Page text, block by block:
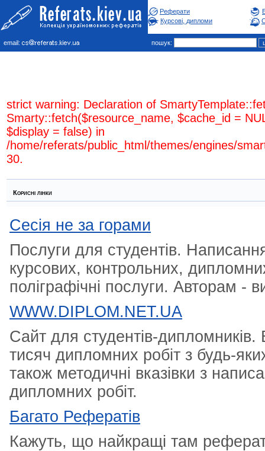
Реферати
Курсові, дипломи
email: пошук:
strict warning: Declaration of
Smarty::fetch($resource_name, $cache_id =
$display = false) in
/home/referats/public_html/themes/engines/
30.
Кориснi лiнки
Сесія не за горами
Послуги для студентів.
курсових, контрольних,
поліграфічні послуги. Авторам -
WWW.DIPLOM.NET.UA
Cайт для студентів-
тисяч дипломних робіт з будь-
також методичні вказівки з
дипломних робіт.
Багато Рефератів
Кажуть, що найкращі там